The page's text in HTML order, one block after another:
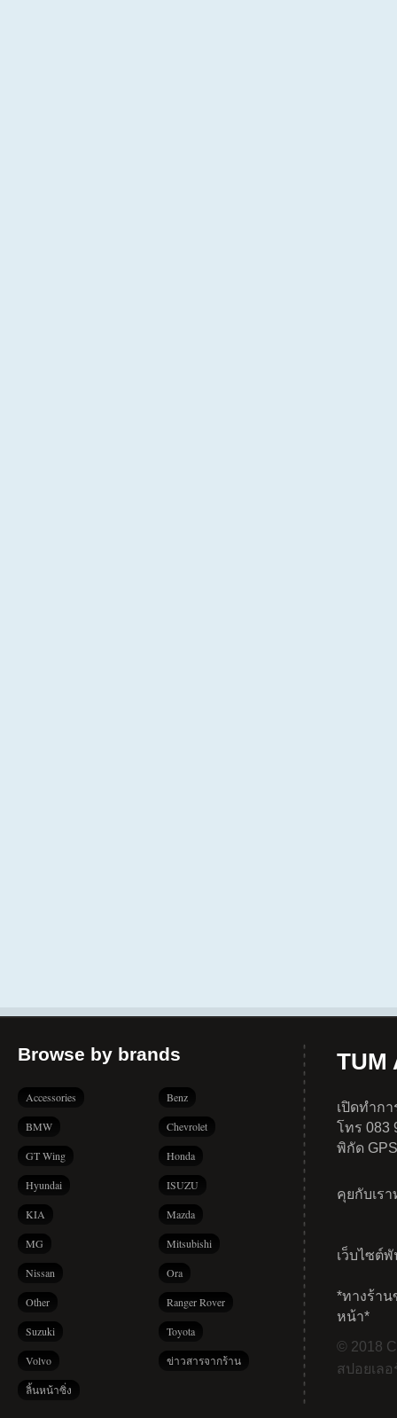
Browse by brands
Accessories Benz
BMW Chevrolet
GT Wing Honda
Hyundai ISUZU
KIA Mazda
MG Mitsubishi
Nissan Ora
Other Ranger Rover
Suzuki Toyota
Volvo ข่าวสารจากร้าน
ลิ้นหน้าซิ่ง
TUM
เปิดทำก
โทร 083
พิกัด
คุยกับเร
เว็บไซต์
*ทางร้าน
หน้า*
© 2018
สปอยเล